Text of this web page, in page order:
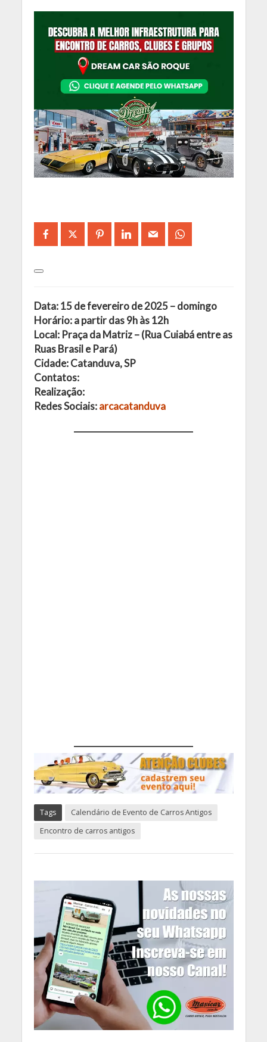
Data: 15 de fevereiro de 2025 – domingo
Horário: a partir das 9h às 12h
Local: Praça da Matriz – (Rua Cuiabá entre as
Ruas Brasil e Pará)
Cidade: Catanduva, SP
Contatos:
Realização:
Redes Sociais:arcacatanduva
Tags
Calendário de Evento de Carros Antigos
Encontro de carros antigos